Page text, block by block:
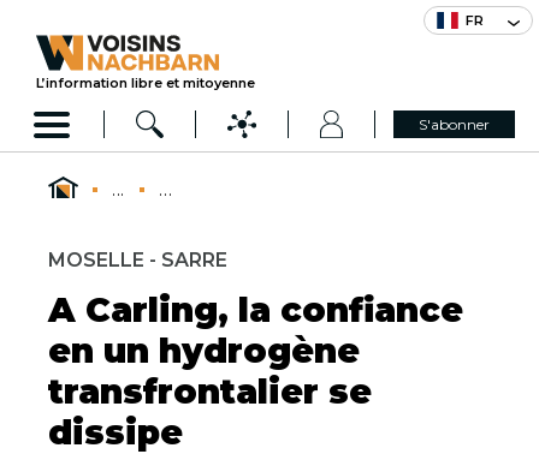
FR
L’information libre et mitoyenne
S'abonner
... ...
MOSELLE - SARRE
A Carling, la confiance
en un hydrogène
transfrontalier se
dissipe